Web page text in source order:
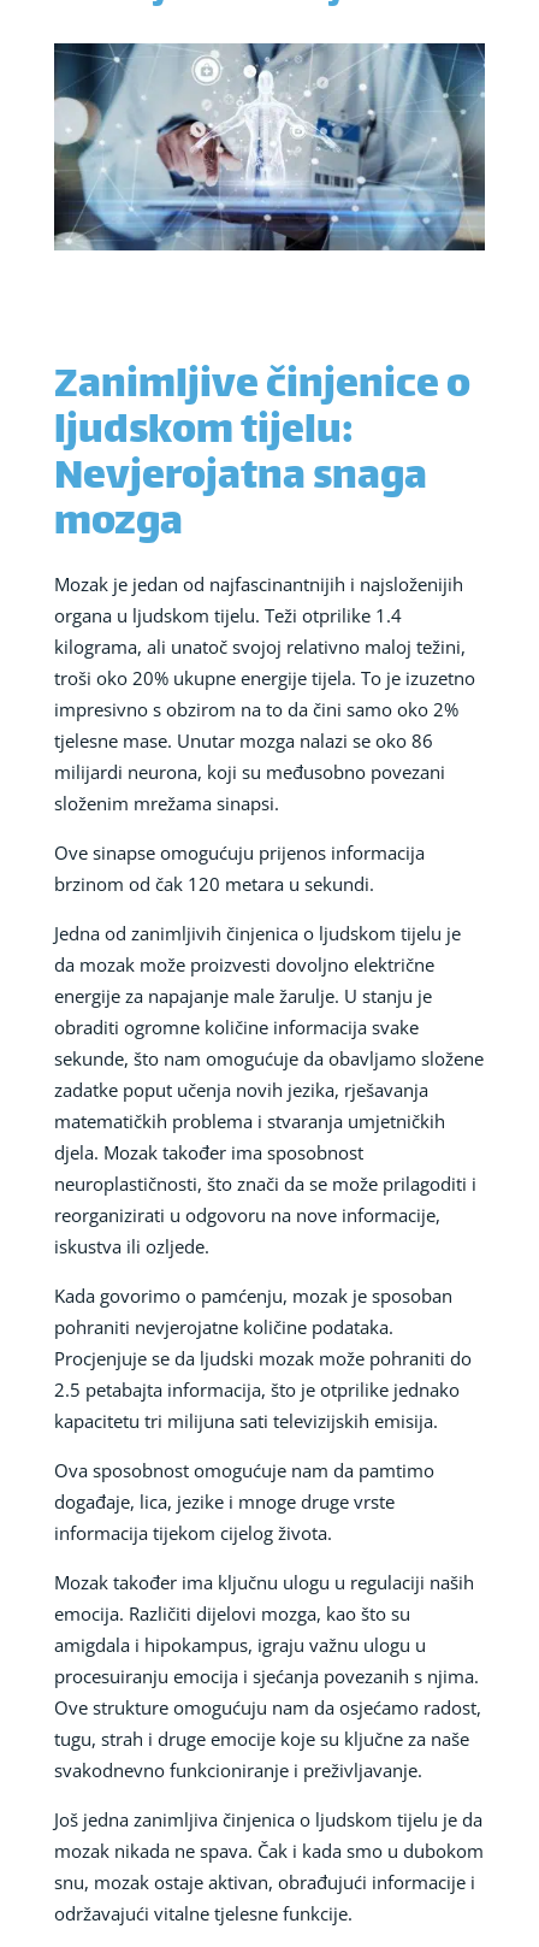
Zanimljive činjenice o
ljudskom tijelu:
Nevjerojatna snaga
mozga
Mozak je jedan od najfascinantnijih i najsloženijih
organa u ljudskom tijelu. Teži otprilike 1.4
kilograma, ali unatoč svojoj relativno maloj težini,
troši oko 20% ukupne energije tijela. To je izuzetno
impresivno s obzirom na to da čini samo oko 2%
tjelesne mase. Unutar mozga nalazi se oko 86
milijardi neurona, koji su međusobno povezani
složenim mrežama sinapsi.
Ove sinapse omogućuju prijenos informacija
brzinom od čak 120 metara u sekundi.
Jedna od zanimljivih činjenica o ljudskom tijelu je
da mozak može proizvesti dovoljno električne
energije za napajanje male žarulje. U stanju je
obraditi ogromne količine informacija svake
sekunde, što nam omogućuje da obavljamo složene
zadatke poput učenja novih jezika, rješavanja
matematičkih problema i stvaranja umjetničkih
djela. Mozak također ima sposobnost
neuroplastičnosti, što znači da se može prilagoditi i
reorganizirati u odgovoru na nove informacije,
iskustva ili ozljede.
Kada govorimo o pamćenju, mozak je sposoban
pohraniti nevjerojatne količine podataka.
Procjenjuje se da ljudski mozak može pohraniti do
2.5 petabajta informacija, što je otprilike jednako
kapacitetu tri milijuna sati televizijskih emisija.
Ova sposobnost omogućuje nam da pamtimo
događaje, lica, jezike i mnoge druge vrste
informacija tijekom cijelog života.
Mozak također ima ključnu ulogu u regulaciji naših
emocija. Različiti dijelovi mozga, kao što su
amigdala i hipokampus, igraju važnu ulogu u
procesuiranju emocija i sjećanja povezanih s njima.
Ove strukture omogućuju nam da osjećamo radost,
tugu, strah i druge emocije koje su ključne za naše
svakodnevno funkcioniranje i preživljavanje.
Još jedna zanimljiva činjenica o ljudskom tijelu je da
mozak nikada ne spava. Čak i kada smo u dubokom
snu, mozak ostaje aktivan, obrađujući informacije i
održavajući vitalne tjelesne funkcije.